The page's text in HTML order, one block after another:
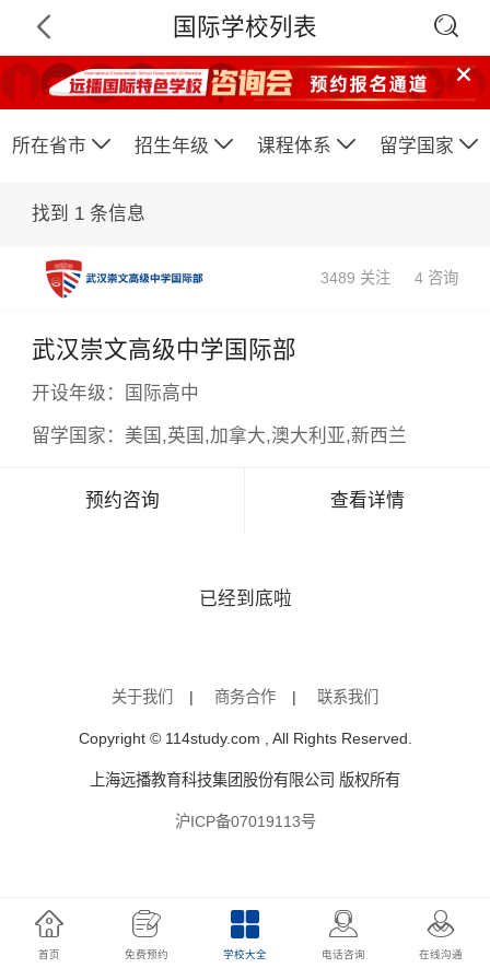
 国际学校列表 

所在省市  招生年级  课程体系  留学国家 
找到 1条信息
3489 关注 4 咨询
武汉崇文高级中学国际部
开设年级： 国际高中
留学国家： 美国,英国,加拿大,澳大利亚,新西兰
预约咨询 查看详情
已经到底啦
关于我们 | 商务合作 | 联系我们
Copyright © 114study.com , All Rights Reserved.
上海远播教育科技集团股份有限公司 版权所有
沪ICP备07019113号
首页 免费预约 学校大全 电话咨询 在线沟通